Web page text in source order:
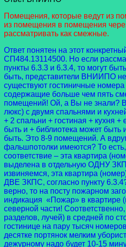
Помещения, которые ведут из
из помещения в помещения
рассматривать как смежные.
Ответ понятен на этот
СП484.13114500. Но если
пункты 6.3.3 и 6.3.4, то могут
быть, представители ВНИИПО не
существуют гостиничные
содержащие больше чем пять
помещений! Ой, а Вы не знали?
люкс) с двумя спальнями и
+ 2 спальни + гостиная + кухня
быть и + библиотека может быть
быть. Это 8-9 помещений. А
фальшпотолки имеются? То
соответствие – эта квартира
выделена в отдельную ОДНУ
извиняемся, эта квартира
ДВЕ ЗКПС, согласно пункту
верно, то на посту пожарном
индикация «Пожар» в квартире
северной части!
разделов, лучей) в средней по
гостинице на пару тысяч
десятке портянок мелким
дежурному надо будет 10-15